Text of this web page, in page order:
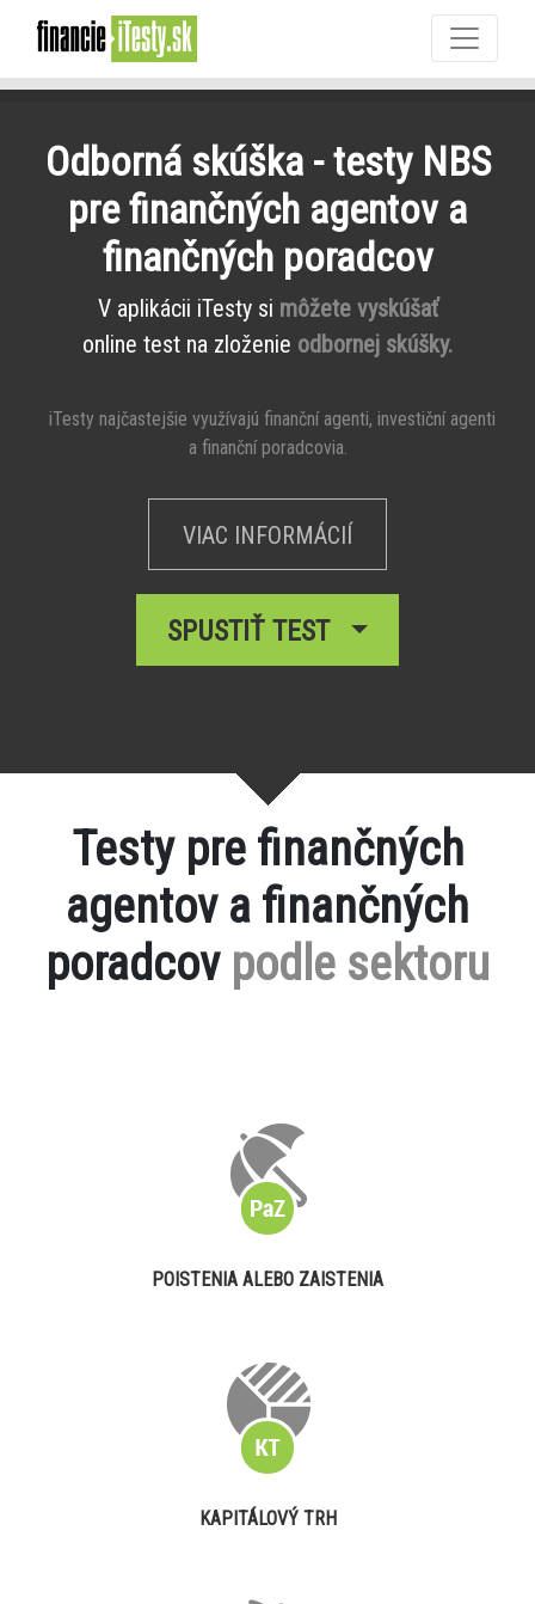
Odborná skúška - testy NBS
pre finančných agentov a
finančných poradcov
V aplikácii iTesty si môžete vyskúšať
online test na zloženie odbornej skúšky.
iTesty najčastejšie využívajú finanční agenti, investiční agenti
a finanční poradcovia.
VIAC INFORMÁCIÍ
SPUSTIŤ TEST
Testy pre finančných
agentov a finančných
poradcov podle sektoru
POISTENIA ALEBO ZAISTENIA
KAPITÁLOVÝ TRH